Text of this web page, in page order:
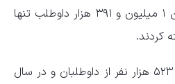
سال بعد یعنی ۱۳۹۹، از بین ۱ میلیون و ۳۹۱ هزار داوطلب تنها
در سال ۱۴۰۰، ۴۷ درصد یا ۵۲۳ هزار نفر از داوطلبان و در سال